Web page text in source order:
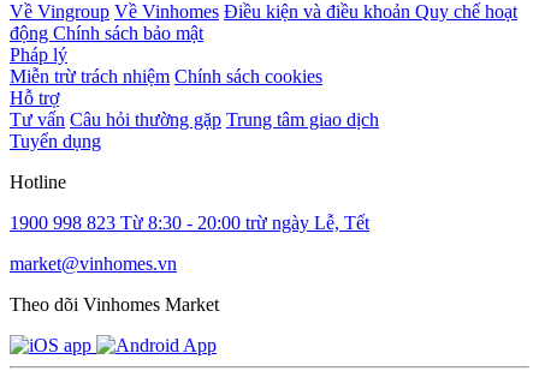
Về Vingroup Về Vinhomes Điều kiện và điều khoản Quy chế hoạt
động Chính sách bảo mật
Pháp lý
Miễn trừ trách nhiệm Chính sách cookies
Hỗ trợ
Tư vấn Câu hỏi thường gặp Trung tâm giao dịch
Tuyển dụng
Hotline
1900 998 823 Từ 8:30 - 20:00 trừ ngày Lễ, Tết
market@vinhomes.vn
Theo dõi Vinhomes Market